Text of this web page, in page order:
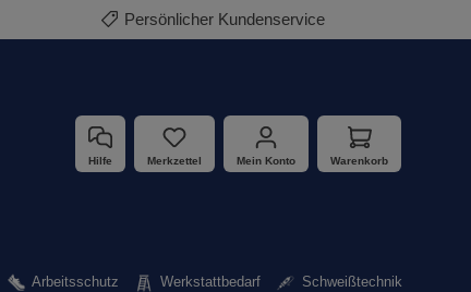
Persönlicher Kundenservice
Hilfe Merkzettel Mein Konto Warenkorb
Arbeitsschutz Werkstattbedarf Schweißtechnik